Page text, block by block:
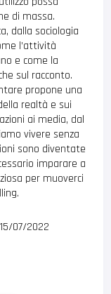
di massa.
dalla sociologia
l’attività
e come la
sul racconto.
propone una
realtà e sui
ai media, dal
vivere senza
sono diventate
imparare a
per muoverci
07/2022